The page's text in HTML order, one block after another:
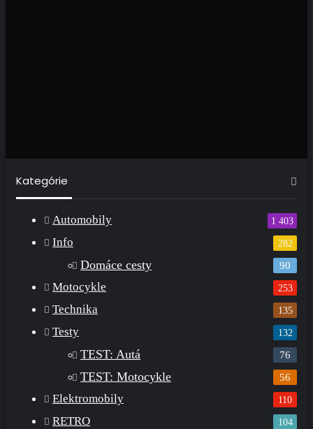
Kategórie
Automobily 1 403
Info 282
Domáce cesty 90
Motocykle 253
Technika 135
Testy 132
TEST: Autá 76
TEST: Motocykle 56
Elektromobily 110
RETRO 104